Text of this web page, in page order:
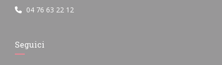
04 76 63 22 12
Seguici